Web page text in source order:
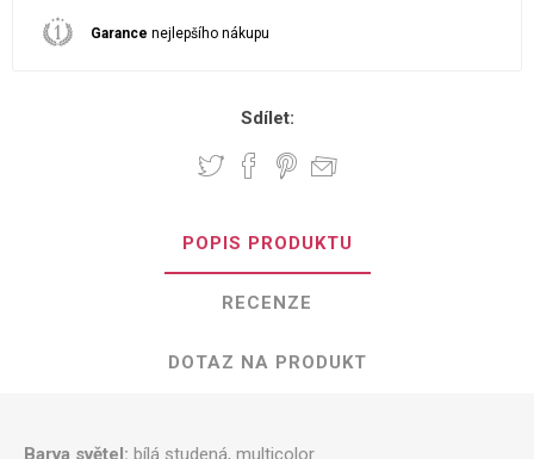
Garance nejlepšího nákupu
Sdílet:
POPIS PRODUKTU
RECENZE
DOTAZ NA PRODUKT
Barva světel: bílá studená, multicolor